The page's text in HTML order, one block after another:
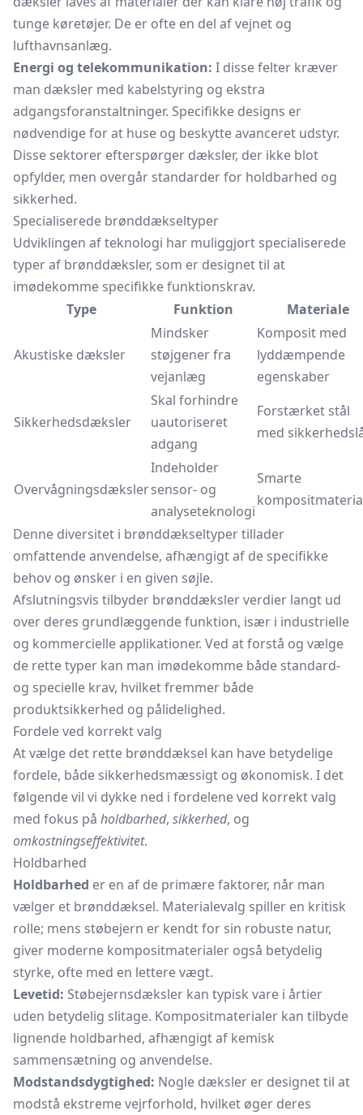
tunge køretøjer. De er ofte en del af vejnet og
lufthavnsanlæg.
Energi og telekommunikation: I disse felter kræver
man dæksler med kabelstyring og ekstra
adgangsforanstaltninger. Specifikke designs er
nødvendige for at huse og beskytte avanceret udstyr.
Disse sektorer efterspørger dæksler, der ikke blot
opfylder, men overgår standarder for holdbarhed og
sikkerhed.
Specialiserede brønddækseltyper
Udviklingen af teknologi har muliggjort specialiserede
typer af brønddæksler, som er designet til at
imødekomme specifikke funktionskrav.
Type
Funktion Materiale
Akustiske dæksler
Mindsker
støjgener fra
vejanlæg
Komposit med
lyddæmpende
egenskaber
Sikkerhedsdæksler
Skal forhindre
uautoriseret
adgang
Forstærket stål
med
Overvågningsdæksler
Indeholder
sensor- og
analyseteknologi
Smarte
Denne diversitet i brønddækseltyper tillader
omfattende anvendelse, afhængigt af de specifikke
behov og ønsker i en given søjle.
Afslutningsvis tilbyder brønddæksler verdier langt ud
over deres grundlæggende funktion, især i industrielle
og kommercielle applikationer. Ved at forstå og vælge
de rette typer kan man imødekomme både standard-
og specielle krav, hvilket fremmer både
produktsikkerhed og pålidelighed.
Fordele ved korrekt valg
At vælge det rette brønddæksel kan have betydelige
fordele, både sikkerhedsmæssigt og økonomisk. I det
følgende vil vi dykke ned i fordelene ved korrekt valg
med fokus på holdbarhed, sikkerhed, og
omkostningseffektivitet.
Holdbarhed
Holdbarhed er en af de primære faktorer, når man
vælger et brønddæksel. Materialevalg spiller en kritisk
rolle; mens støbejern er kendt for sin robuste natur,
giver moderne kompositmaterialer også betydelig
styrke, ofte med en lettere vægt.
Levetid: Støbejernsdæksler kan typisk vare i årtier
uden betydelig slitage. Kompositmaterialer kan tilbyde
lignende holdbarhed, afhængigt af kemisk
sammensætning og anvendelse.
Modstandsdygtighed: Nogle dæksler er designet til at
modstå ekstreme vejrforhold, hvilket øger deres